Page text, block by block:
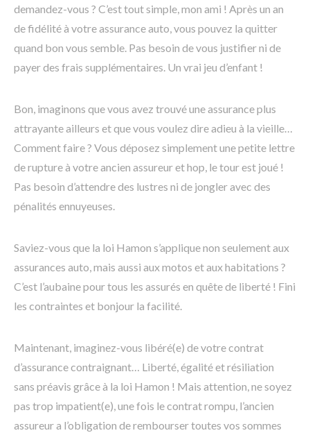
demandez-vous ? C’est tout simple, mon ami ! Après un an
de fidélité à votre assurance auto, vous pouvez la quitter
quand bon vous semble. Pas besoin de vous justifier ni de
payer des frais supplémentaires. Un vrai jeu d’enfant !
Bon, imaginons que vous avez trouvé une assurance plus
attrayante ailleurs et que vous voulez dire adieu à la vieille…
Comment faire ? Vous déposez simplement une petite lettre
de rupture à votre ancien assureur et hop, le tour est joué !
Pas besoin d’attendre des lustres ni de jongler avec des
pénalités ennuyeuses.
Saviez-vous que la loi Hamon s’applique non seulement aux
assurances auto, mais aussi aux motos et aux habitations ?
C’est l’aubaine pour tous les assurés en quête de liberté ! Fini
les contraintes et bonjour la facilité.
Maintenant, imaginez-vous libéré(e) de votre contrat
d’assurance contraignant… Liberté, égalité et résiliation
sans préavis grâce à la loi Hamon ! Mais attention, ne soyez
pas trop impatient(e), une fois le contrat rompu, l’ancien
assureur a l’obligation de rembourser toutes vos sommes